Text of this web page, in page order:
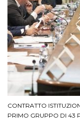
CONTRATTO
PRIMO GRUPPO DI 43